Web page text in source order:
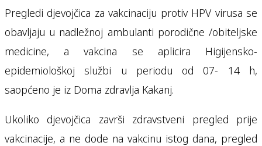
Pregledi djevojčica za vakcinaciju protiv HPV virusa se
obavljaju u nadležnoj ambulanti porodične /obiteljske
medicine, a vakcina se aplicira Higijensko-
epidemiološkoj službi u periodu od 07- 14 h,
saopćeno je iz Doma zdravlja Kakanj.
Ukoliko djevojčica završi zdravstveni pregled prije
vakcinacije, a ne dode na vakcinu istog dana, pregled